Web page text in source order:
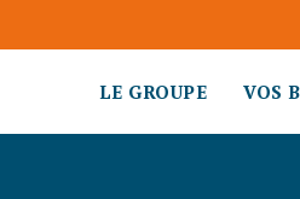
LE GROUPE VOS